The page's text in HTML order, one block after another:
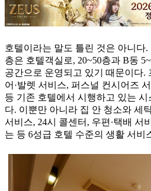
호텔이라는 말도 틀린 것은 아니다.
층은 호텔객실로, 20~50층과 B동
공간으로 운영되고 있기 때문이다.
어·발렛 서비스, 퍼스널 컨시어즈
등 기존 호텔에서 시행하고 있는
다. 이뿐만 아니라 집 안 청소와 세
서비스, 24시 콜센터, 우편·택배 서
는 등 6성급 호텔 수준의 생활 서비